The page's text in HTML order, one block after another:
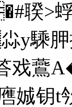
聧>
騬胛
鷰
娍钥